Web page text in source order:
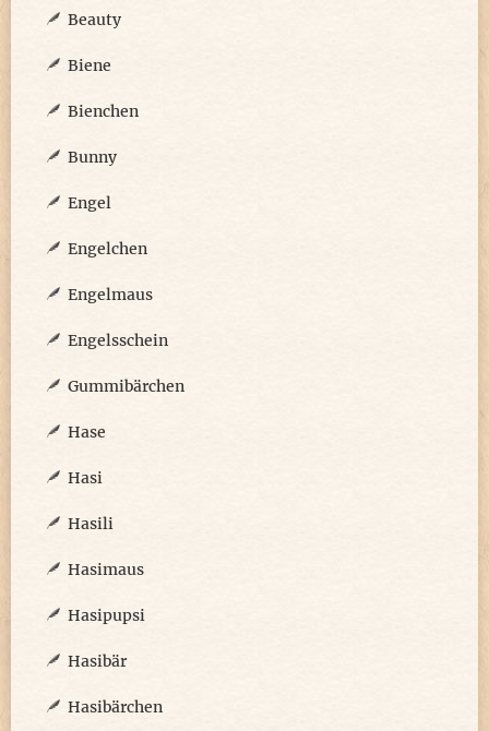
Beauty
Biene
Bienchen
Bunny
Engel
Engelchen
Engelmaus
Engelsschein
Gummibärchen
Hase
Hasi
Hasili
Hasimaus
Hasipupsi
Hasibär
Hasibärchen